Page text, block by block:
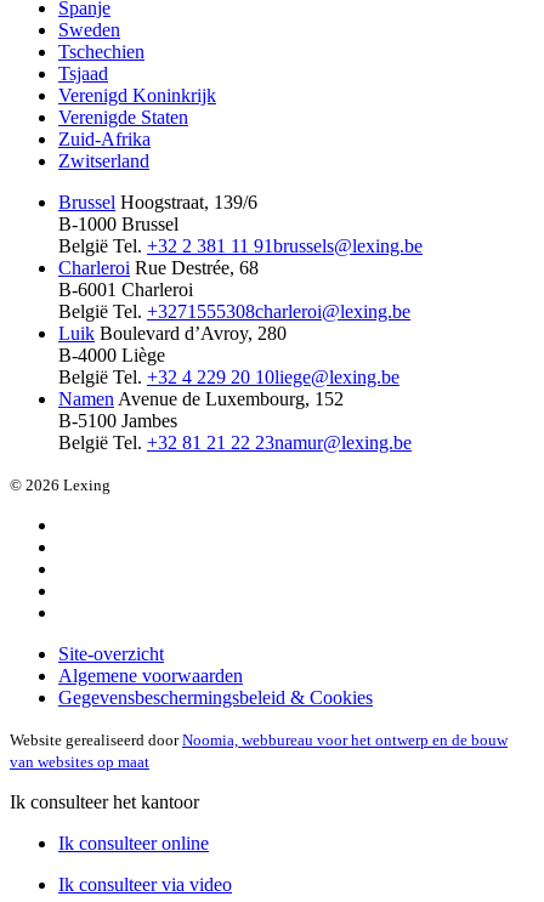
Spanje
Sweden
Tschechien
Tsjaad
Verenigd Koninkrijk
Verenigde Staten
Zuid-Afrika
Zwitserland
Brussel Hoogstraat, 139/6
B-1000 Brussel
België Tel. +32 2 381 11 91brussels@lexing.be
Charleroi Rue Destrée, 68
B-6001 Charleroi
België Tel. +3271555308charleroi@lexing.be
Luik Boulevard d’Avroy, 280
B-4000 Liège
België Tel. +32 4 229 20 10liege@lexing.be
Namen Avenue de Luxembourg, 152
B-5100 Jambes
België Tel. +32 81 21 22 23namur@lexing.be
© 2026 Lexing
Site-overzicht
Algemene voorwaarden
Gegevensbeschermingsbeleid & Cookies
Website gerealiseerd doorNoomia, webbureau voor het ontwerp en de bouw
van websites op maat
Ik consulteer het kantoor
Ik consulteer online
Ik consulteer via video